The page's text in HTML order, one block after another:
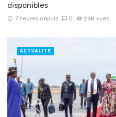
disponibles
7 heures depuis 0 268 vues
ACTUALITÉ